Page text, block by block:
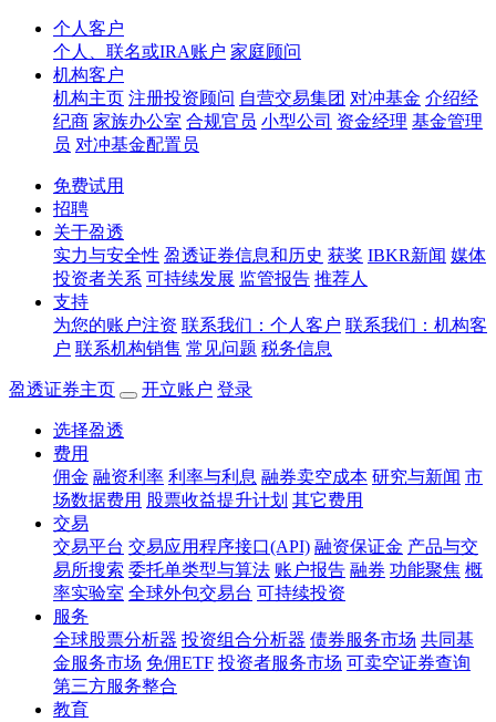
个人客户
个人、联名或IRA账户 家庭顾问
机构客户
机构主页 注册投资顾问 自营交易集团 对冲基金 介绍经
纪商 家族办公室 合规官员 小型公司 资金经理 基金管理
员 对冲基金配置员
免费试用
招聘
关于盈透
实力与安全性 盈透证券信息和历史 获奖 IBKR新闻 媒体
投资者关系 可持续发展 监管报告 推荐人
支持
为您的账户注资 联系我们：个人客户 联系我们：机构客
户 联系机构销售 常见问题 税务信息
盈透证券主页 开立账户 登录
选择盈透
费用
佣金 融资利率 利率与利息 融券卖空成本 研究与新闻 市
场数据费用 股票收益提升计划 其它费用
交易
交易平台 交易应用程序接口(API) 融资保证金 产品与交
易所搜索 委托单类型与算法 账户报告 融券 功能聚焦 概
率实验室 全球外包交易台 可持续投资
服务
全球股票分析器 投资组合分析器 债券服务市场 共同基
金服务市场 免佣ETF 投资者服务市场 可卖空证券查询
第三方服务整合
教育